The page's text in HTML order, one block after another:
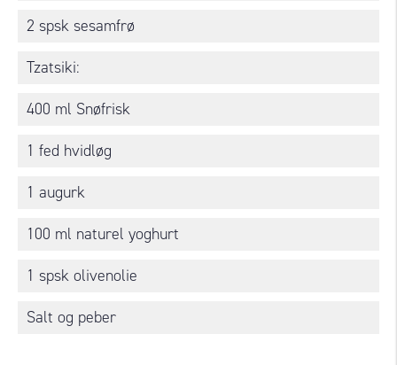
2 spsk sesamfrø
Tzatsiki:
400 ml Snøfrisk
1 fed hvidløg
1 augurk
100 ml naturel yoghurt
1 spsk olivenolie
Salt og peber